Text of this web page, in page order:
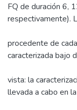
FQ de duración 6,
respectivamente).
procedente de
caracterizada bajo
vista: la
llevada a cabo en